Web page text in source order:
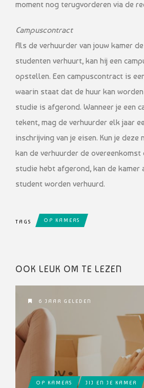
moment nog terugvorderen via de
Campuscontract
Als de verhuurder van jouw kamer
studenten verhuurt, kan hij een
opstellen. Een campuscontract is
waarin staat dat de huur kan
studie is afgerond. Wanneer je een
tekent, mag de verhuurder elk jaar
inschrijving van je eisen. Kun je deze
kan de verhuurder de overeenkomst
studie hebt afgerond, kan de kamer
student worden verhuurd.
TAGS OP KAMERS
OOK LEUK OM TE LEZEN
6 JAAR GELEDEN
OP KAMERS JIJ EN JE KAMER